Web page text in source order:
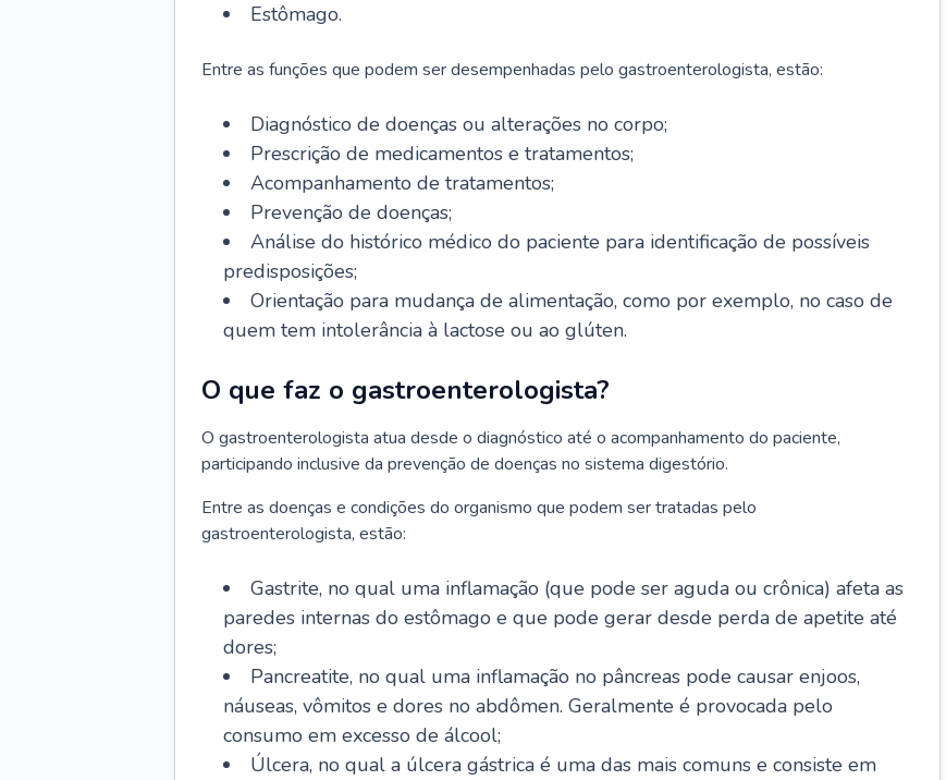
Estômago.
Entre as funções que podem ser desempenhadas pelo gastroenterologista, estão:
Diagnóstico de doenças ou alterações no corpo;
Prescrição de medicamentos e tratamentos;
Acompanhamento de tratamentos;
Prevenção de doenças;
Análise do histórico médico do paciente para identificação de possíveis
predisposições;
Orientação para mudança de alimentação, como por exemplo, no caso de
quem tem intolerância à lactose ou ao glúten.
O que faz o gastroenterologista?
O gastroenterologista atua desde o diagnóstico até o acompanhamento do paciente,
participando inclusive da prevenção de doenças no sistema digestório.
Entre as doenças e condições do organismo que podem ser tratadas pelo
gastroenterologista, estão:
Gastrite, no qual uma inflamação (que pode ser aguda ou crônica) afeta as
paredes internas do estômago e que pode gerar desde perda de apetite até
dores;
Pancreatite, no qual uma inflamação no pâncreas pode causar enjoos,
náuseas, vômitos e dores no abdômen. Geralmente é provocada pelo
consumo em excesso de álcool;
Úlcera, no qual a úlcera gástrica é uma das mais comuns e consiste em